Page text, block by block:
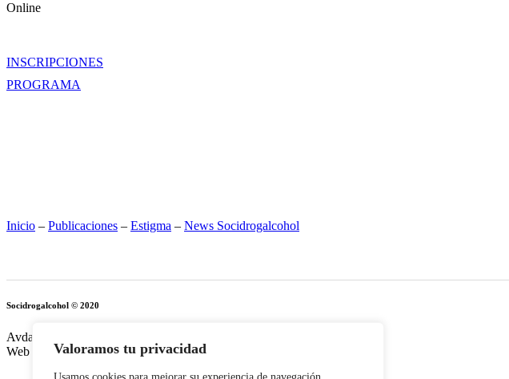
Valoramos tu privacidad
Online
INSCRIPCIONES
PROGRAMA
Inicio – Publicaciones – Estigma – News Socidrogalcohol
Socidrogalcohol © 2020
Avda. de Vallcarca 180, 08023 Barcelona. Tel/Fax: +34 93 210 38 54
Web realizada por:Grupo Prosistel Technology Consulting